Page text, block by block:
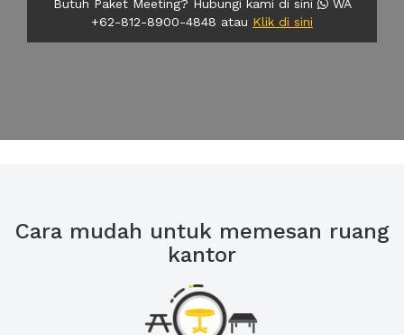
Butuh Paket Meeting? Hubungi kami di sini
WA
+62-812-8900-4848 atau Klik di sini
Cara mudah untuk memesan ruang
kantor